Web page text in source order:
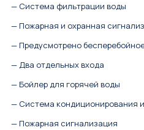
— Система фильтрации воды
— Пожарная и охранная
— Предусмотрено
— Два отдельных входа
— Бойлер для горячей воды
— Система кондиционирования
— Пожарная сигнализация